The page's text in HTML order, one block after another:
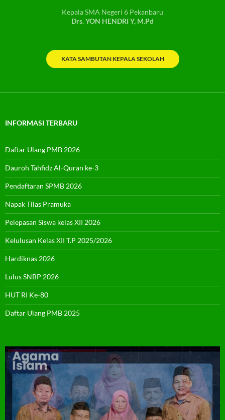
Kepala SMA Negeri 6 Pekanbaru
Drs. YON HENDRI Y, M.Pd
KATA SAMBUTAN KEPALA SEKOLAH
INFORMASI TERBARU
Daftar Ulang PMB 2026
Dauroh Tahfidz Al-Quran ke-3
Pendaftaran SPMB 2026
Napak Tilas Pramuka
Pelepasan Siswa kelas XII 2026
Kelulusan Kelas XII T.P 2025/2026
Hardiknas 2026
Lulus SNBP 2026
HUT RI Ke-80
Daftar Ulang PMB 2025